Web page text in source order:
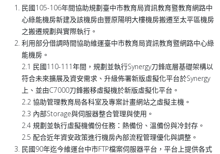
民國105-106年間協助規劃臺中市教育局資訊教育暨教育網路中
心綠能機房新建及該機房由豐原陽明大樓機房搬遷至太平區機房
之搬遷規劃與實際執行。
利用部分借調時間協助維運臺中市教育局資訊教育暨網路中心綠
能機房。
2.1 民國110-111年間，規劃並執行Synergy刀鋒底層基礎架構以
符合未來擴展及資安需求、升級佈署新版虛擬化平台於Synergy
上、並由C7000刀鋒搬移虛擬機於新版虛擬化平台。
2.2 協助管理教育局各科室及專案計畫網站之虛擬主機。
2.3 內部Storage與伺服器整合管理與使用。
2.4 規劃並執行虛擬機備份任務：熱備份、溫備份與冷封存。
2.5 配合近年資安政策進行機房內部流程管理優化與調整。
民國90年迄今維運台中市FTP檔案伺服器平台，平台上提供各式